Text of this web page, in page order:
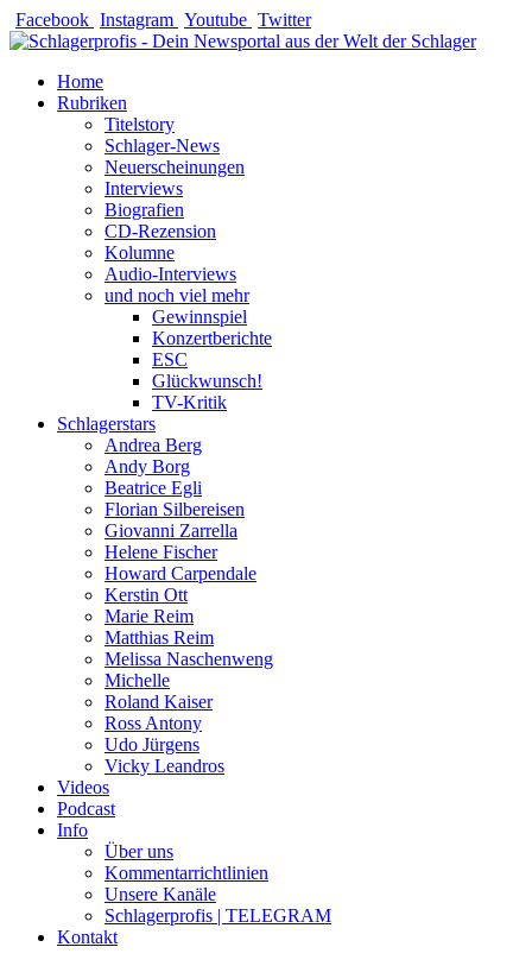
Zum
Inhalt
Facebook Instagram Youtube Twitter
Home
Rubriken
Titelstory
Schlager-News
Neuerscheinungen
Interviews
Biografien
CD-Rezension
Kolumne
Audio-Interviews
und noch viel mehr
Gewinnspiel
Konzertberichte
ESC
Glückwunsch!
TV-Kritik
Schlagerstars
Andrea Berg
Andy Borg
Beatrice Egli
Florian Silbereisen
Giovanni Zarrella
Helene Fischer
Howard Carpendale
Kerstin Ott
Marie Reim
Matthias Reim
Melissa Naschenweng
Michelle
Roland Kaiser
Ross Antony
Udo Jürgens
Vicky Leandros
Videos
Podcast
Info
Über uns
Kommentarrichtlinien
Unsere Kanäle
Schlagerprofis | TELEGRAM
Kontakt